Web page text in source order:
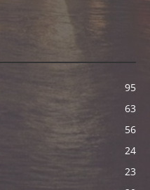
95
63
56
24
23